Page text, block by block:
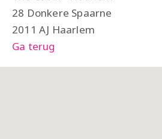
28 Donkere Spaarne
2011 AJ Haarlem
Ga terug